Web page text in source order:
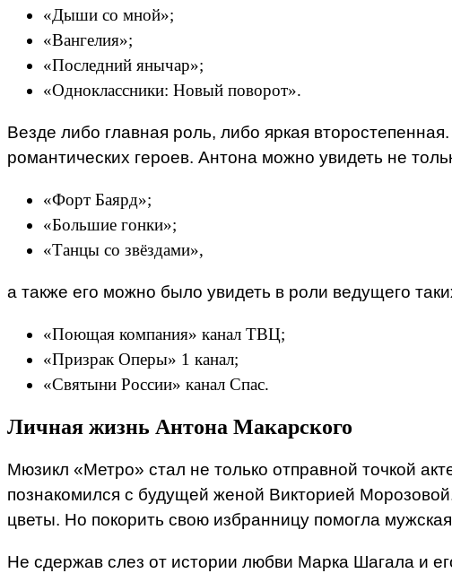
«Дыши со мной»;
«Вангелия»;
«Последний янычар»;
«Одноклассники: Новый поворот».
Везде либо главная роль, либо яркая
романтических героев. Антона можно увидеть не
«Форт Баярд»;
«Большие гонки»;
«Танцы со звёздами»,
а также его можно было увидеть в роли ведущего
«Поющая компания» канал ТВЦ;
«Призрак Оперы» 1 канал;
«Святыни России» канал Спас.
Личная жизнь Антона Макарского
Мюзикл «Метро» стал не только отправной точкой
познакомился с будущей женой Викторией
цветы. Но покорить свою избранницу помогла
Не сдержав слез от истории любви Марка Шагала и